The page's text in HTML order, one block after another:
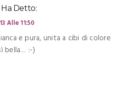
Ha Detto:
Alle 11:50
e pura, unita a cibi di colore
bella… :-)